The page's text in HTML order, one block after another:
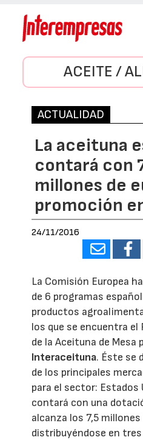
ACEITE /
ACTUALIDAD
La aceituna
contará con
millones de
promoción
24/11/2016
La Comisión Europea
de 6 programas
productos
los que se encuentra el
de la Aceituna de Mesa
Interaceituna. Éste se
de los principales
para el sector: Estados
contará con una
alcanza los 7,5 millones
distribuyéndose en